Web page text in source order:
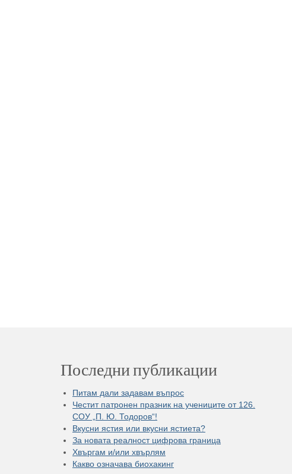
Последни публикации
Питам дали задавам въпрос
Честит патронен празник на учениците от 126.
СОУ „П. Ю. Тодоров“!
Вкусни ястия или вкусни ястиета?
За новата реалност цифрова граница
Хвъргам и/или хвърлям
Какво означава биохакинг